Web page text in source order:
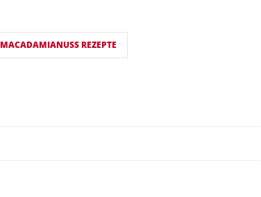
MACADAMIANUSS REZEPTE